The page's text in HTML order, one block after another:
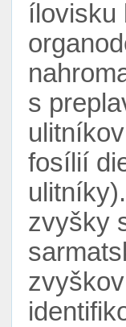
ílovisku
s
fosílií
zvyšky